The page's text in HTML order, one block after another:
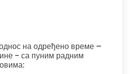
на одређено време –
- са пуним радним